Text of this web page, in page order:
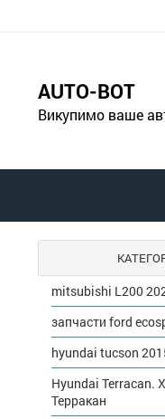
AUTO-BOT
Викупимо ваше
mitsubishi L200
запчасти ford
hyundai tucson
Hyundai Terracan.
Терракан